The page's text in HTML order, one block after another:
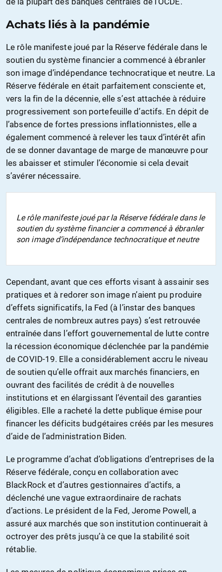
Achats liés à la pandémie
Le rôle manifeste joué par la Réserve fédérale dans le
soutien du système financier a commencé à ébranler
son image d’indépendance technocratique et neutre. La
Réserve fédérale en était parfaitement consciente et,
vers la fin de la décennie, elle s’est attachée à réduire
progressivement son portefeuille d’actifs. En dépit de
l’absence de fortes pressions inflationnistes, elle a
également commencé à relever les taux d’intérêt afin
de se donner davantage de marge de manœuvre pour
les abaisser et stimuler l’économie si cela devait
s’avérer nécessaire.
Le rôle manifeste joué par la Réserve fédérale dans le
soutien du système financier a commencé à ébranler
son image d’indépendance technocratique et neutre
Cependant, avant que ces efforts visant à assainir ses
pratiques et à redorer son image n’aient pu produire
d’effets significatifs, la Fed (à l’instar des banques
centrales de nombreux autres pays) s’est retrouvée
entraînée dans l’effort gouvernemental de lutte contre
la récession économique déclenchée par la pandémie
de COVID-19. Elle a considérablement accru le niveau
de soutien qu’elle offrait aux marchés financiers, en
ouvrant des facilités de crédit à de nouvelles
institutions et en élargissant l’éventail des garanties
éligibles. Elle a racheté la dette publique émise pour
financer les déficits budgétaires créés par les mesures
d’aide de l’administration Biden.
Le programme d’achat d’obligations d’entreprises de la
Réserve fédérale, conçu en collaboration avec
BlackRock et d’autres gestionnaires d’actifs, a
déclenché une vague extraordinaire de rachats
d’actions. Le président de la Fed, Jerome Powell, a
assuré aux marchés que son institution continuerait à
octroyer des prêts jusqu’à ce que la stabilité soit
rétablie.